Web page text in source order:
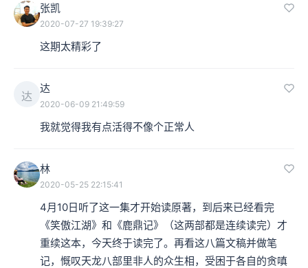
张凯
2020-07-27 19:39:27
这期太精彩了
达
达
2020-06-09 21:49:59
我就觉得我有点活得不像个正常人
林
2020-05-25 22:15:41
4月10日听了这一集才开始读原著，到后来已经看完
《笑傲江湖》和《鹿鼎记》（这两部都是连续读完）才
重续这本，今天终于读完了。再看这八篇文稿并做笔
记，慨叹天龙八部里非人的众生相，受困于各自的贪嗔